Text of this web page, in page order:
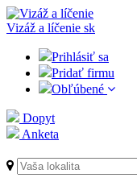
Vizáž a líčenie sk
Prihlásiť sa
Pridať firmu
Obľúbené
Dopyt
Anketa